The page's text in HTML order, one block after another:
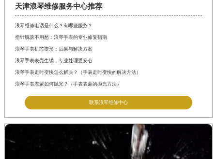
天津浪琴维修服务中心推荐
浪琴维修电话是什么？有哪些服务？
指针脱落不用愁：浪琴手表的专业修复指南
浪琴手表机芯变形：后果与解决方案
浪琴手表表壳生锈，专业处理更安心
浪琴手表走时变快怎么解决？（手表走时变快的解决方法）
浪琴手表表蒙如何抛光？（手表表蒙的抛光方法）
联系浪琴维修中心